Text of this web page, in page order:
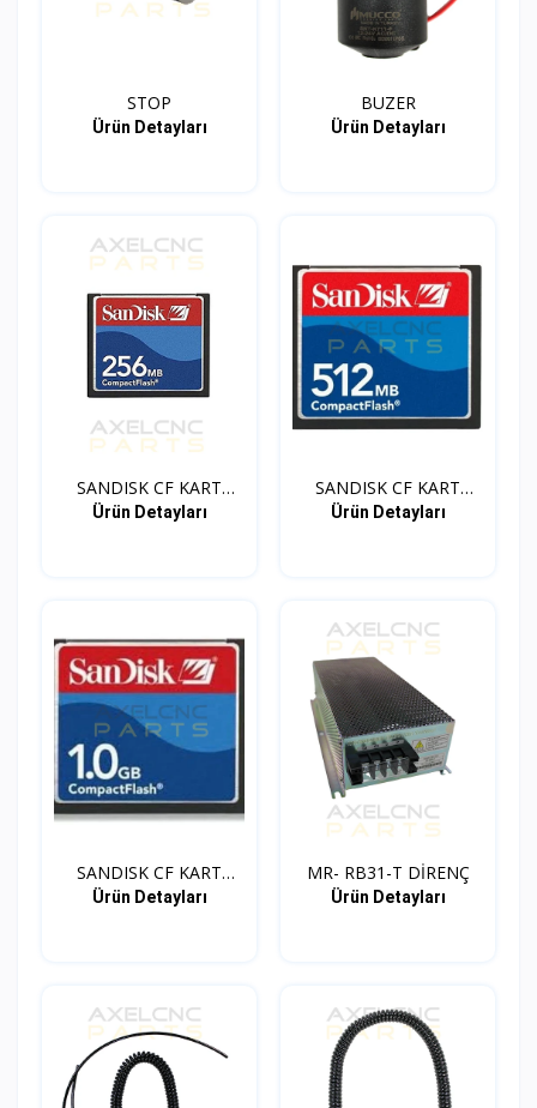
STOP
Ürün Detayları
BUZER
Ürün Detayları
SANDISK CF KART
ADAPTOR...
Ürün Detayları
SANDISK CF KART
ADAPTOR...
Ürün Detayları
SANDISK CF KART
ADAPTOR...
Ürün Detayları
MR- RB31-T DİRENÇ
Ürün Detayları